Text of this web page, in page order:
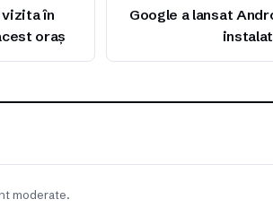
în
oraș
Google a lansat
moderate.